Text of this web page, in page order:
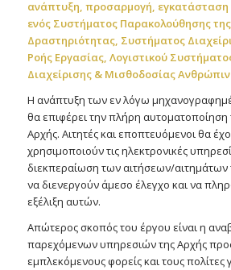
ανάπτυξη, προσαρμογή, εγκατάσταση
ενός Συστήματος Παρακολούθησης
Δραστηριότητας, Συστήματος
Ροής Εργασίας, Λογιστικού
Διαχείρισης & Μισθοδοσίας
Η ανάπτυξη των εν λόγω
θα επιφέρει την πλήρη αυτοματοποίηση
Αρχής. Αιτητές και εποπτευόμενοι θα
χρησιμοποιούν τις ηλεκτρονικές
διεκπεραίωση των αιτήσεων/αιτημάτων
να διενεργούν άμεσο έλεγχο και να
εξέλιξη αυτών.
Απώτερος σκοπός του έργου είναι η
παρεχόμενων υπηρεσιών της Αρχής
εμπλεκόμενους φορείς και τους πολίτες